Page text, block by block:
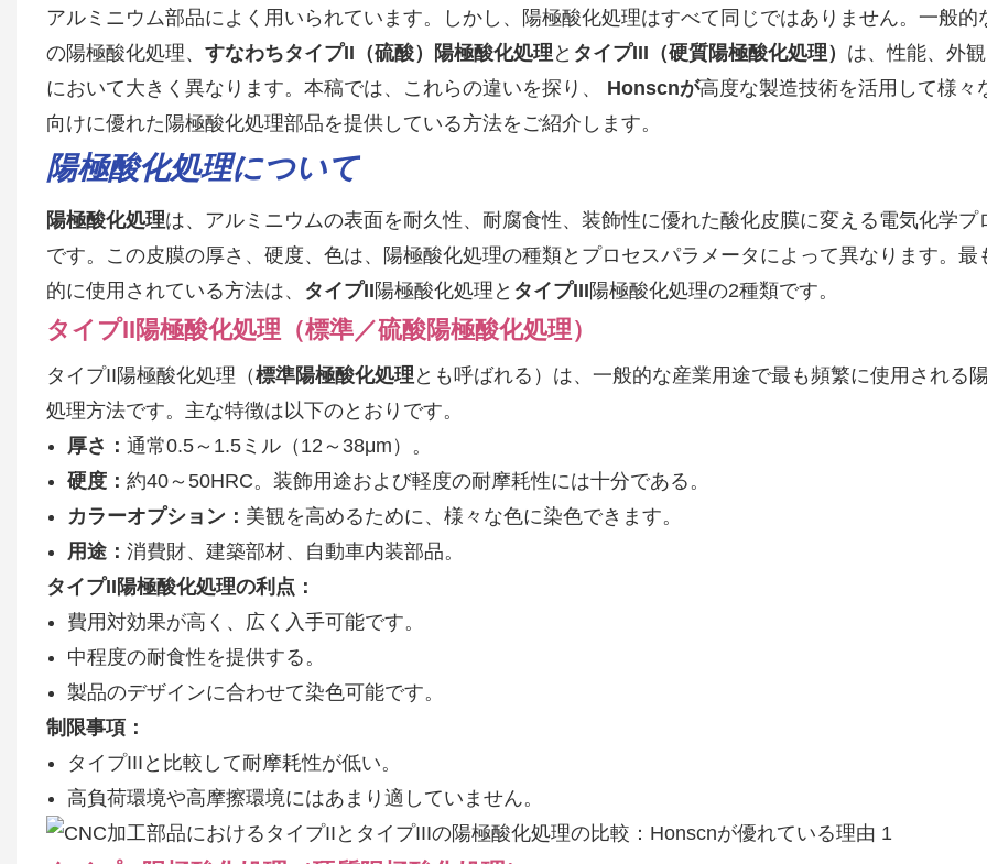
アルミニウム部品によく用いられています。しかし、陽極酸化処理はすべて同じではありません。一般的
の陽極酸化処理、 すなわちタイプII（硫酸）陽極酸化処理 と タイプIII（硬質陽極酸化処理） は、性能、外
において大きく異なります。本稿では、これらの違いを探り、 Honscnが高度な製造技術を活用して様々
向けに優れた陽極酸化処理部品を提供している方法をご紹介します。
陽極酸化処理について
陽極酸化処理は、アルミニウムの表面を耐久性、耐腐食性、装飾性に優れた酸化皮膜に変える電気化学プ
です。この皮膜の厚さ、硬度、色は、陽極酸化処理の種類とプロセスパラメータによって異なります。最
的に使用されている方法は、
タイプII陽極酸化処理と タイプIII陽極酸化処理の2種類です。
タイプII陽極酸化処理（標準／硫酸陽極酸化処理）
タイプII陽極酸化処理（標準陽極酸化処理 とも呼ばれる）は、一般的な産業用途で最も頻繁に使用される
処理方法です。主な特徴は以下のとおりです。
厚さ：通常0.5～1.5ミル（12～38μm）。
硬度：約40～50HRC。装飾用途および軽度の耐摩耗性には十分である。
カラーオプション： 美観を高めるために、様々な色に染色できます。
用途：消費財、建築部材、自動車内装部品。
タイプII陽極酸化処理の利点：
費用対効果が高く、広く入手可能です。
中程度の耐食性を提供する。
製品のデザインに合わせて染色可能です。
制限事項：
タイプIIIと比較して耐摩耗性が低い。
高負荷環境や高摩擦環境にはあまり適していません。